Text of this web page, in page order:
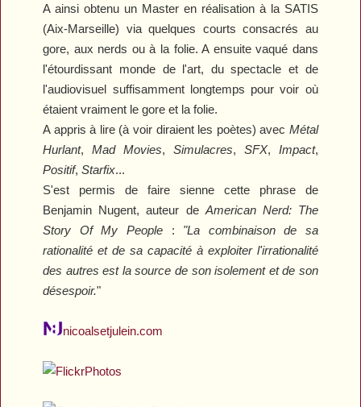
A ainsi obtenu un Master en réalisation à la SATIS
(Aix-Marseille) via quelques courts consacrés au
gore, aux nerds ou à la folie. A ensuite vaqué dans
l'étourdissant monde de l'art, du spectacle et de
l'audiovisuel suffisamment longtemps pour voir où
étaient vraiment le gore et la folie.
A appris à lire (à voir diraient les poètes) avec Métal
Hurlant,Mad Movies, Simulacres, SFX, Impact,
Positif,Starfix...
S'est permis de faire sienne cette phrase de
Benjamin Nugent, auteur de American Nerd: The
Story Of My People: "La combinaison de sa
rationalité et de sa capacité à exploiter l'irrationalité
des autres est la source de son isolement et de son
désespoir."
nicoalsetjulein.com
Photos